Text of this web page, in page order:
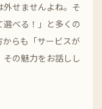
せませんよね。そ
べる！」と多くの
らも「サービスが
の魅力をお話しし